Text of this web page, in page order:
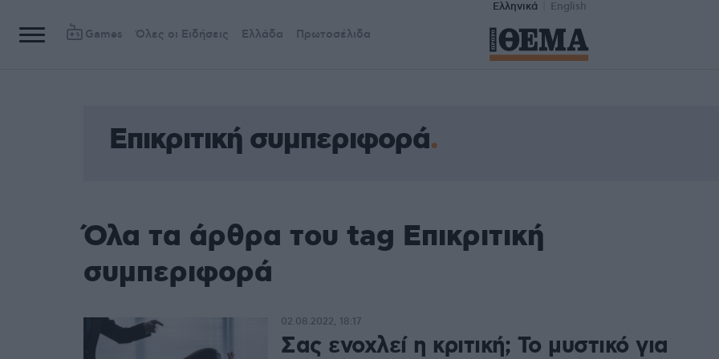
Ελληνικά English
Games Όλες οι Ειδήσεις Ελλάδα Πρωτοσέλιδα
Επικριτική συμπεριφορά
Όλα τα άρθρα του tag Επικριτική
συμπεριφορά
Σας ενοχλεί η κριτική; Το μυστικό για
02.08.2022, 18:17